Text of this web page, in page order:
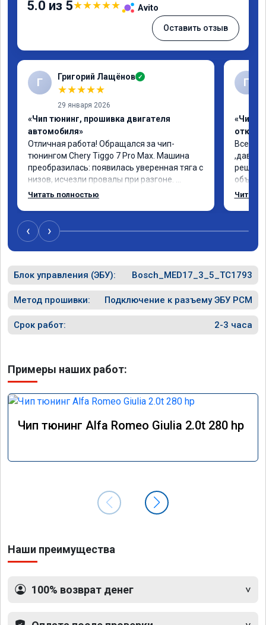
5.0 из 5★★★★★ Avito
Оставить отзыв
Г Григорий Лащёнов ✓
★★★★★
29 января 2026
«Чип тюнинг, прошивка двигателя
автомобиля»
Отличная работа! Обращался за чип-
тюнингом Chery Tiggo 7 Pro Max. Машина
преобразилась: появилась уверенная тяга с
низов, исчезли провалы при разгоне.
Расход в спокойном режиме даже немного
всем, кто сомневается.
Читать полностью
Г
«Чип
Всем
,давно
сумму
Читать
‹ ›
Блок управления (ЭБУ): Bosch_MED17_3_5_TC1793
Метод прошивки: Подключение к разъему ЭБУ PCM
Срок работ: 2-3 часа
Примеры наших работ:
Чип тюнинг Alfa Romeo Giulia 2.0t 280 hp
Наши преимущества
100% возврат денег